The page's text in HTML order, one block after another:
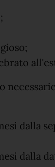
dalla
dalla